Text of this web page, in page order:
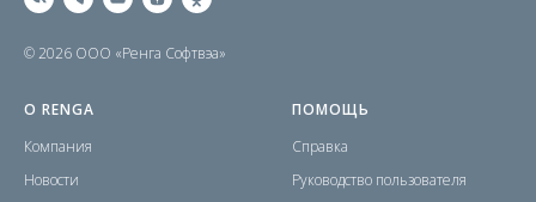
© 2026 ООО «Ренга Софтвэа»
О RENGA
Компания
Новости
ПОМОЩЬ
Справка
Руководство пользователя